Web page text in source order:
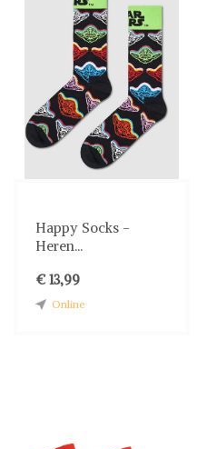
Happy Socks -
Heren...
€ 13,99
Online